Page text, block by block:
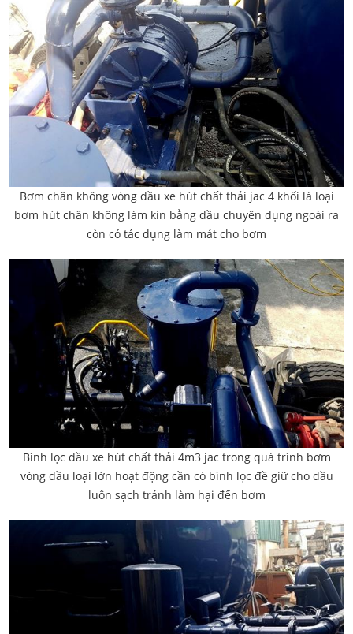
Bơm chân không vòng dầu xe hút chất thải jac 4 khối là loại
bơm hút chân không làm kín bằng dầu chuyên dụng ngoài ra
còn có tác dụng làm mát cho bơm
Bình lọc dầu xe hút chất thải 4m3 jac trong quá trình bơm
vòng dầu loại lớn hoạt động cần có bình lọc đề giữ cho dầu
luôn sạch tránh làm hại đến bơm